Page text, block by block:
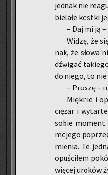
jed­nak nie
bie­la­łe kost­ki
– Daj mi ją
Widzę, że
nak, że słowa
dźwi­gać
do niego, to
– Pro­szę –
Mięk­nie i
cię­żar i wy­tar­te
sobie mo­ment
mo­je­go
mie­nia. Te
opu­ści­łem
wię­cej uro­ków